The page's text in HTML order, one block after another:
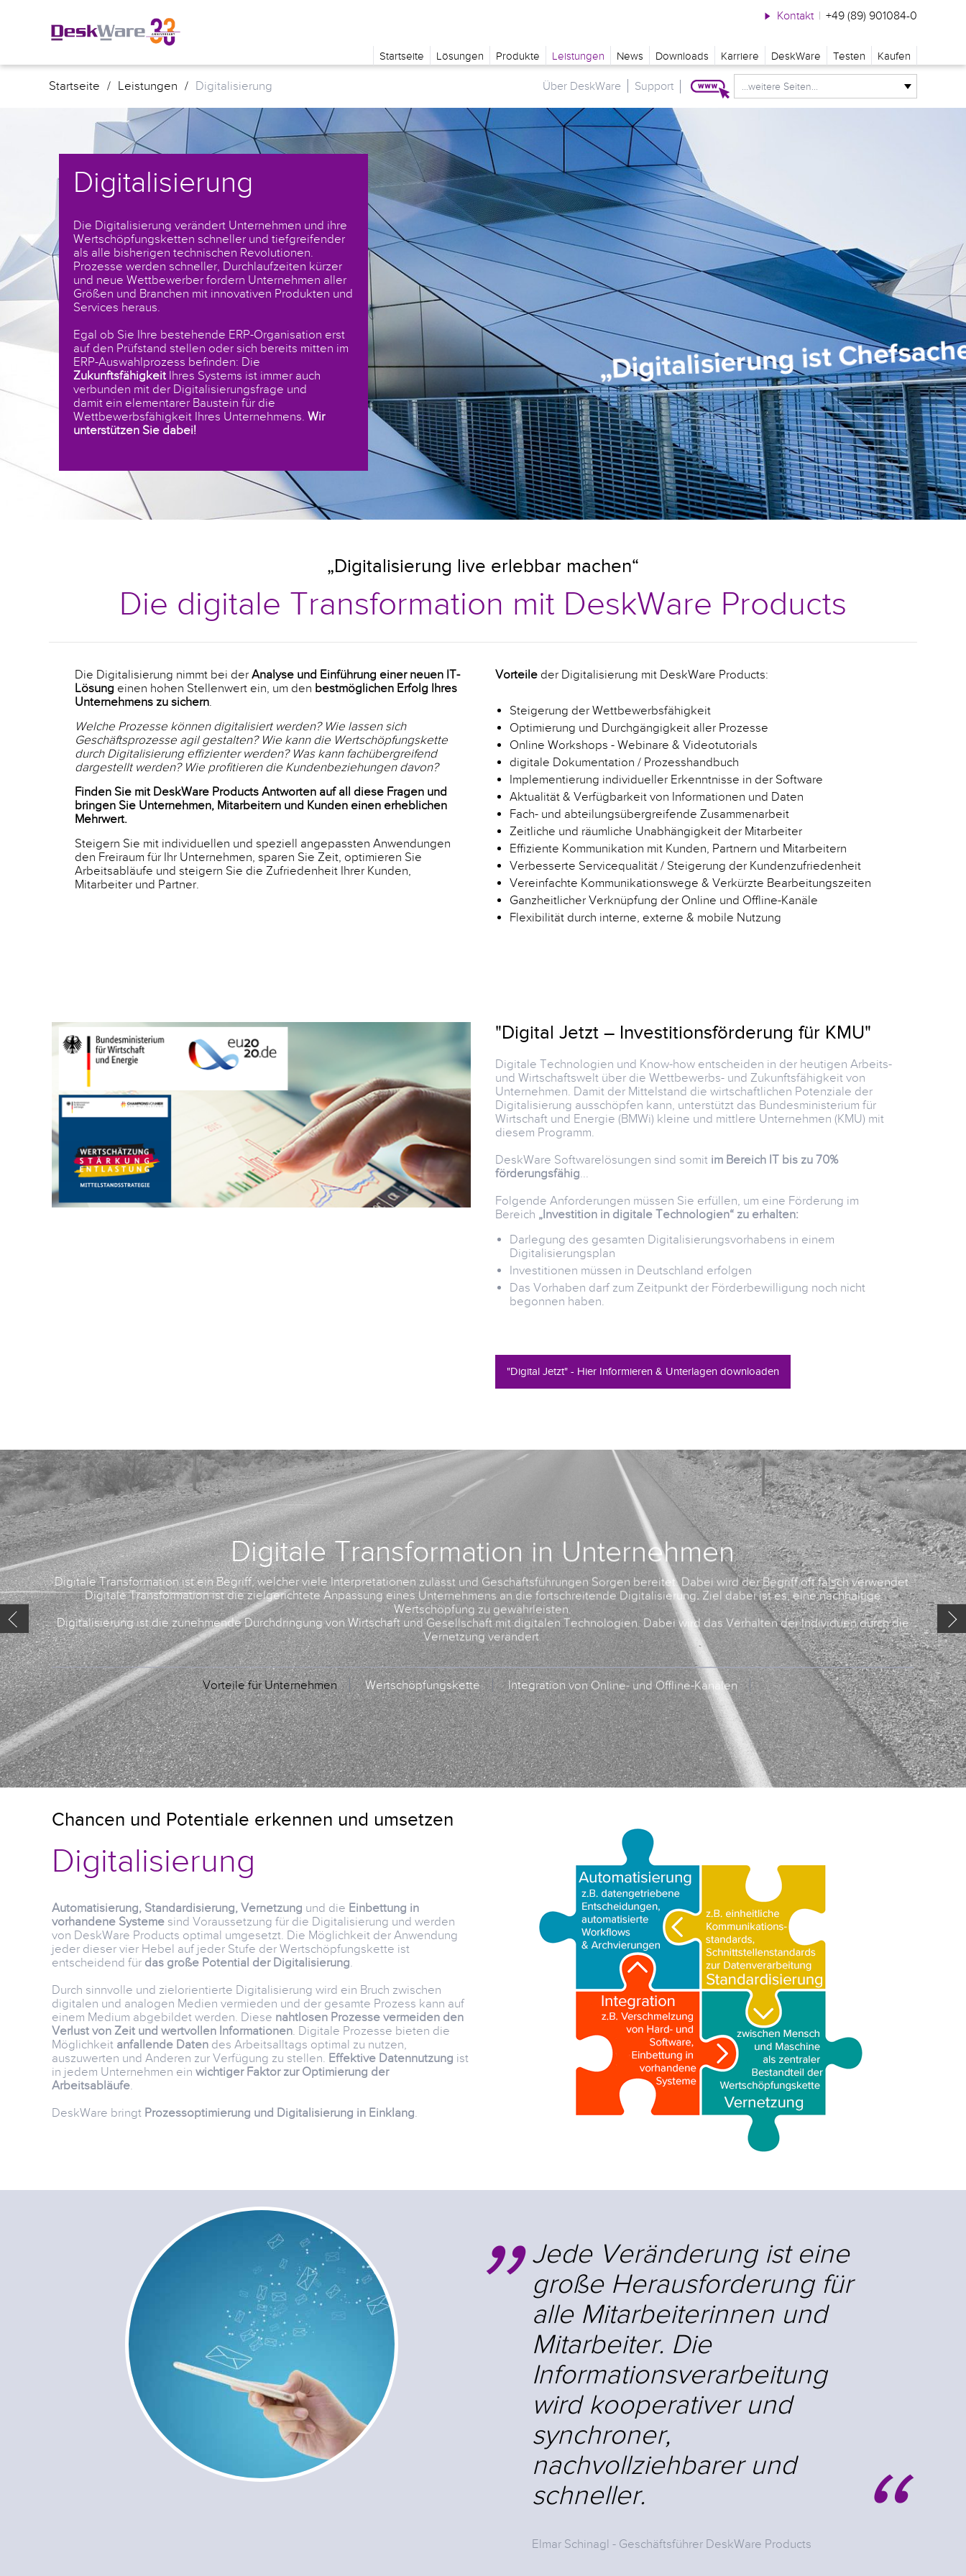
Kontakt | +49 (89) 901084-0
Startseite Lösungen Produkte Leistungen News Downloads Karriere DeskWare Testen Kaufen
Startseite / Leistungen / Digitalisierung Über DeskWare Support ...weitere Seiten...
Digitalisierung
Die Digitalisierung verändert Unternehmen und ihre
Wertschöpfungsketten schneller und tiefgreifender
als alle bisherigen technischen Revolutionen.
Prozesse werden schneller, Durchlaufzeiten kürzer
und neue Wettbewerber fordern Unternehmen aller
Größen und Branchen mit innovativen Produkten und
Services heraus.
Egal ob Sie Ihre bestehende ERP-Organisation erst
auf den Prüfstand stellen oder sich bereits mitten im
ERP-Auswahlprozess befinden: Die
Zukunftsfähigkeit Ihres Systems ist immer auch
verbunden mit der Digitalisierungsfrage und
damit ein elementarer Baustein für die
Wettbewerbsfähigkeit Ihres Unternehmens. Wir
unterstützen Sie dabei!
„Digitalisierung live erlebbar machen“
Die digitale Transformation mit DeskWare Products
Die Digitalisierung nimmt bei der Analyse und Einführung einer neuen IT-
Lösung einen hohen Stellenwert ein, um den bestmöglichen Erfolg Ihres
Unternehmens zu sichern.
Welche Prozesse können digitalisiert werden? Wie lassen sich
Geschäftsprozesse agil gestalten? Wie kann die Wertschöpfungskette
durch Digitalisierung effizienter werden? Was kann fachübergreifend
dargestellt werden? Wie profitieren die Kundenbeziehungen davon?
Finden Sie mit DeskWare Products Antworten auf all diese Fragen und
bringen Sie Unternehmen, Mitarbeitern und Kunden einen erheblichen
Mehrwert.
Steigern Sie mit individuellen und speziell angepassten Anwendungen
den Freiraum für Ihr Unternehmen, sparen Sie Zeit, optimieren Sie
Arbeitsabläufe und steigern Sie die Zufriedenheit Ihrer Kunden,
Mitarbeiter und Partner.
Vorteile der Digitalisierung mit DeskWare Products:
Steigerung der Wettbewerbsfähigkeit
Optimierung und Durchgängigkeit aller Prozesse
Online Workshops - Webinare & Videotutorials
digitale Dokumentation / Prozesshandbuch
Implementierung individueller Erkenntnisse in der Software
Aktualität & Verfügbarkeit von Informationen und Daten
Fach- und abteilungsübergreifende Zusammenarbeit
Zeitliche und räumliche Unabhängigkeit der Mitarbeiter
Effiziente Kommunikation mit Kunden, Partnern und Mitarbeitern
Verbesserte Servicequalität / Steigerung der Kundenzufriedenheit
Vereinfachte Kommunikationswege & Verkürzte Bearbeitungszeiten
Ganzheitlicher Verknüpfung der Online und Offline-Kanäle
Flexibilität durch interne, externe & mobile Nutzung
"Digital Jetzt – Investitionsförderung für KMU"
Digitale Technologien und Know-how entscheiden in der heutigen Arbeits-
und Wirtschaftswelt über die Wettbewerbs- und Zukunftsfähigkeit von
Unternehmen. Damit der Mittelstand die wirtschaftlichen Potenziale der
Digitalisierung ausschöpfen kann, unterstützt das Bundesministerium für
Wirtschaft und Energie (BMWi) kleine und mittlere Unternehmen (KMU) mit
diesem Programm.
DeskWare Softwarelösungen sind somit im Bereich IT bis zu 70%
förderungsfähig...
Folgende Anforderungen müssen Sie erfüllen, um eine Förderung im
Bereich „Investition in digitale Technologien“ zu erhalten:
Darlegung des gesamten Digitalisierungsvorhabens in einem
Digitalisierungsplan
Investitionen müssen in Deutschland erfolgen
Das Vorhaben darf zum Zeitpunkt der Förderbewilligung noch nicht
begonnen haben.
"Digital Jetzt" - Hier Informieren & Unterlagen downloaden
Digitale Transformation in Unternehmen
Digitale Transformation ist ein Begriff, welcher viele Interpretationen zulässt und Geschäftsführungen Sorgen bereitet. Dabei wird der Begriff oft falsch verwendet.
Digitale Transformation ist die zielgerichtete Anpassung eines Unternehmens an die fortschreitende Digitalisierung. Ziel dabei ist es, eine nachhaltige
Wertschöpfung zu gewährleisten.
Digitalisierung ist die zunehmende Durchdringung von Wirtschaft und Gesellschaft mit digitalen Technologien. Dabei wird das Verhalten der Individuen durch die
Vernetzung verändert.
Vorteile für Unternehmen Wertschöpfungskette Integration von Online- und Offline-Kanälen
Chancen und Potentiale erkennen und umsetzen
Digitalisierung
Automatisierung, Standardisierung, Vernetzung und die Einbettung in
vorhandene Systeme sind Voraussetzung für die Digitalisierung und werden
von DeskWare Products optimal umgesetzt. Die Möglichkeit der Anwendung
jeder dieser vier Hebel auf jeder Stufe der Wertschöpfungskette ist
entscheidend für das große Potential der Digitalisierung.
Durch sinnvolle und zielorientierte Digitalisierung wird ein Bruch zwischen
digitalen und analogen Medien vermieden und der gesamte Prozess kann auf
einem Medium abgebildet werden. Diese nahtlosen Prozesse vermeiden den
Verlust von Zeit und wertvollen Informationen. Digitale Prozesse bieten die
Möglichkeit anfallende Daten des Arbeitsalltags optimal zu nutzen,
auszuwerten und Anderen zur Verfügung zu stellen. Effektive Datennutzung ist
in jedem Unternehmen einwichtiger Faktor zur Optimierung der
Arbeitsabläufe.
DeskWare bringt Prozessoptimierung und Digitalisierung in Einklang.
Jede Veränderung ist eine
große Herausforderung für
alle Mitarbeiterinnen und
Mitarbeiter. Die
Informationsverarbeitung
wird kooperativer und
synchroner,
nachvollziehbarer und
schneller.
Elmar Schinagl - Geschäftsführer DeskWare Products